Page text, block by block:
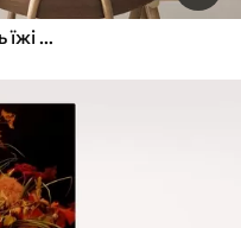
Смачна італійська піца, акварель їжі мистецтво, Маргарита, помідори